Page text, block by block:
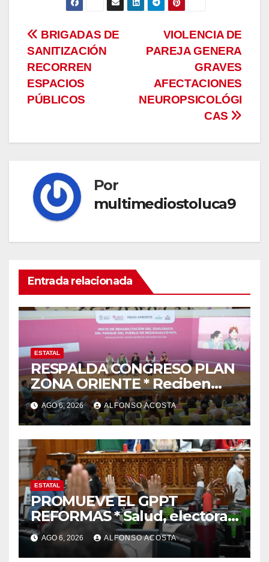
Navegación
de
entradas
VIOLENCIA DE
PAREJA GENERA
GRAVES
AFECTACIONES
NEUROPSICOLÓGI
CAS
BRIGADAS DE
SANITIZACIÓN
RECORREN
ESPACIOS
PÚBLICOS
Por
multimediostoluca9
Entrada relacionada
ESTATAL
RESPALDA CONGRESO PLAN
ZONA ORIENTE * Reciben
reconocimiento de la
gobernadora Delfina Gómez
AGO 6, 2026 ALFONSO ACOSTA
ESTATAL
PROMUEVE EL GPPT
REFORMAS * Salud, electoral
y justicia, de las principales
AGO 6, 2026 ALFONSO ACOSTA